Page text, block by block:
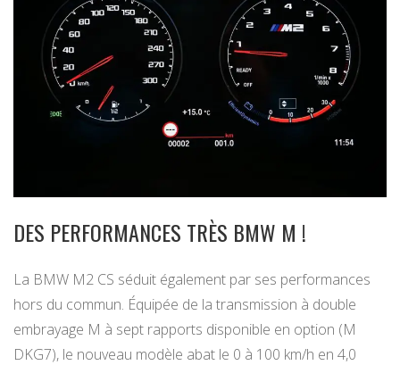
DES PERFORMANCES TRÈS BMW M !
La BMW M2 CS séduit également par ses performances
hors du commun. Équipée de la transmission à double
embrayage M à sept rapports disponible en option (M
DKG7), le nouveau modèle abat le 0 à 100 km/h en 4,0